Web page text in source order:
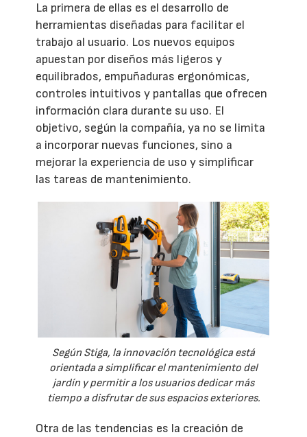
La primera de ellas es el desarrollo de
herramientas diseñadas para facilitar el
trabajo al usuario. Los nuevos equipos
apuestan por diseños más ligeros y
equilibrados, empuñaduras ergonómicas,
controles intuitivos y pantallas que ofrecen
información clara durante su uso. El
objetivo, según la compañía, ya no se limita
a incorporar nuevas funciones, sino a
mejorar la experiencia de uso y simplificar
las tareas de mantenimiento.
Según Stiga, la innovación tecnológica está
orientada a simplificar el mantenimiento del
jardín y permitir a los usuarios dedicar más
tiempo a disfrutar de sus espacios exteriores.
Otra de las tendencias es la creación de